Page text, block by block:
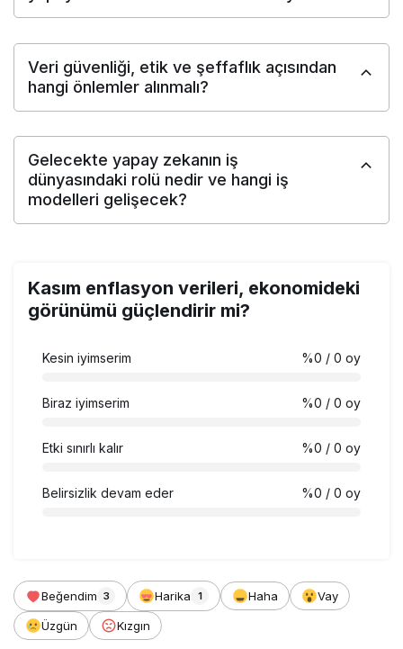
Veri güvenliği, etik ve şeffaflık açısından
hangi önlemler alınmalı?
Gelecekte yapay zekanın iş
dünyasındaki rolü nedir ve hangi iş
modelleri gelişecek?
Kasım enflasyon verileri, ekonomideki
görünümü güçlendirir mi?
Kesin iyimserim %0 / 0 oy
Biraz iyimserim %0 / 0 oy
Etki sınırlı kalır %0 / 0 oy
Belirsizlik devam eder %0 / 0 oy
Beğendim 3 Harika 1 Haha Vay
Üzgün Kızgın